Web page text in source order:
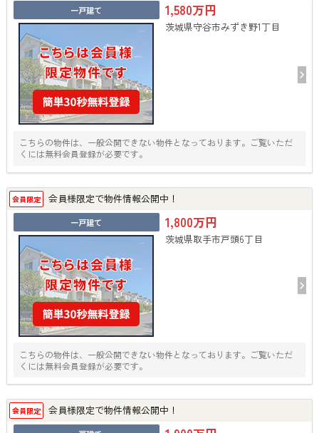
一戸建て 1,580万円
茨城県守谷市みずき野1丁目
こちらの物件は、一般公開できない物件となっております。ご覧いただ
くには無料会員登録が必要です。
会員限定 会員様限定で物件情報公開中！
一戸建て 1,800万円
茨城県取手市戸頭6丁目
こちらの物件は、一般公開できない物件となっております。ご覧いただ
くには無料会員登録が必要です。
会員限定 会員様限定で物件情報公開中！